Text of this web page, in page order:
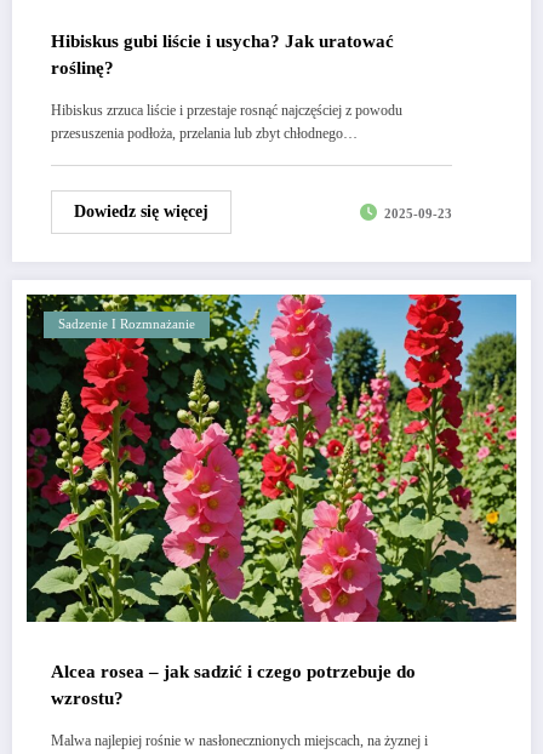
Hibiskus gubi liście i usycha? Jak uratować
roślinę?
Hibiskus zrzuca liście i przestaje rosnąć najczęściej z powodu
przesuszenia podłoża, przelania lub zbyt chłodnego…
Dowiedz się więcej 2025-09-23
Sadzenie I Rozmnażanie
Alcea rosea – jak sadzić i czego potrzebuje do
wzrostu?
Malwa najlepiej rośnie w nasłonecznionych miejscach, na żyznej i